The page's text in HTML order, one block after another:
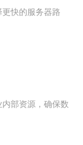
快的服务器路
部资源，确保数